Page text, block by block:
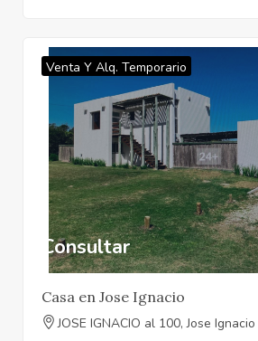
Venta Y Alq. Temporario
Consultar
Casa en Jose Ignacio
JOSE IGNACIO al 100, Jose Ignacio